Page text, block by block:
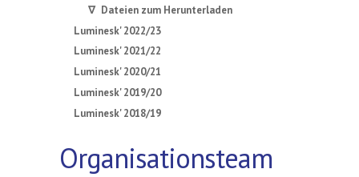
∇ Dateien zum Herunterladen
Luminesk' 2022/23
Luminesk' 2021/22
Luminesk' 2020/21
Luminesk' 2019/20
Luminesk' 2018/19
Organisationsteam